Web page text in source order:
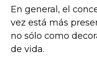
En general, el
vez está más
no sólo como
de vida.